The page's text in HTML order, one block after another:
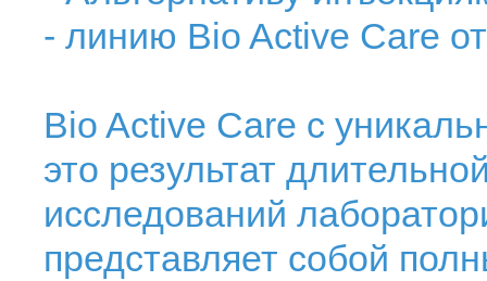
- линию Bio Active Care
Bio Active Care с
это результат
исследований
представляет собой